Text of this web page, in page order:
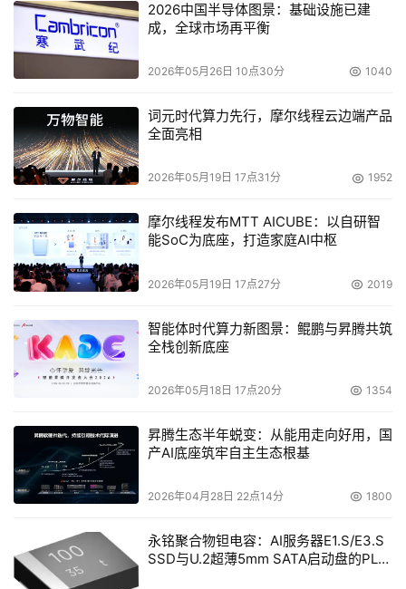
2026中国半导体图景：基础设施已建
成，全球市场再平衡
2026年05月26日 10点30分 1040
词元时代算力先行，摩尔线程云边端产品
全面亮相
2026年05月19日 17点31分 1952
摩尔线程发布MTT AICUBE：以自研智
能SoC为底座，打造家庭AI中枢
2026年05月19日 17点27分 2019
智能体时代算力新图景：鲲鹏与昇腾共筑
全栈创新底座
2026年05月18日 17点20分 1354
昇腾生态半年蜕变：从能用走向好用，国
产AI底座筑牢自主生态根基
2026年04月28日 22点14分 1800
永铭聚合物钽电容：AI服务器E1.S/E3.S
SSD与U.2超薄5mm SATA启动盘的PLP